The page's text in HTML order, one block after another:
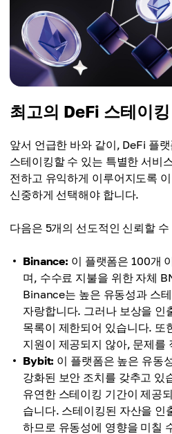
최고의 DeFi 스테이
앞서 언급한 바와 같이, DeFi 플
스테이킹할 수 있는 특별한 서비
전하고 유익하게 이루어지도록
신중하게 선택해야 합니다.
다음은 5개의 선도적인 신뢰할
Binance: 이 플랫폼은 100개
며, 수수료 지불을 위한 자체
Binance는 높은 유동성과 스
자랑합니다. 그러나 보상을 인
목록이 제한되어 있습니다. 또
지원이 제공되지 않아, 문제를
Bybit: 이 플랫폼은 높은 유동
강화된 보안 조치를 갖추고 있
유연한 스테이킹 기간이 제공
습니다. 스테이킹된 자산을 인
하므로 유동성에 영향을 미칠